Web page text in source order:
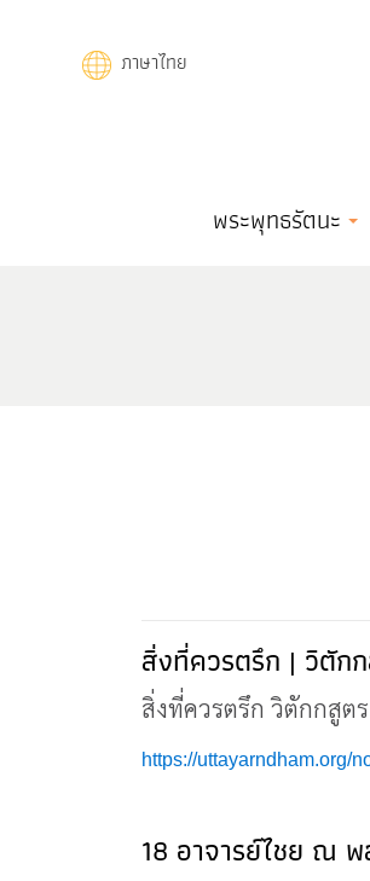
ภาษาไทย
navigationพระพุทธรัตนะ
สิ่งที่ควรตรึก | วิตัก
สิ่งที่ควรตรึก วิตักกสู
https://uttayarndham.org/
18 อาจารย์ไชย ณ